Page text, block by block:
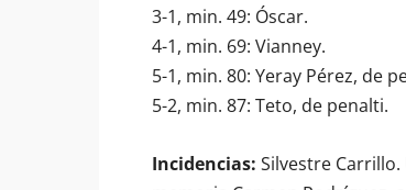
3-1, min. 49: Óscar.
4-1, min. 69: Vianney.
5-1, min. 80: Yeray Pérez, de
5-2, min. 87: Teto, de penalti.
Incidencias: Silvestre